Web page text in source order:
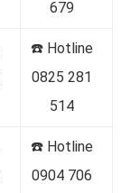
679
☎️ Hotline
0825 281
514
☎️ Hotline
0904 706